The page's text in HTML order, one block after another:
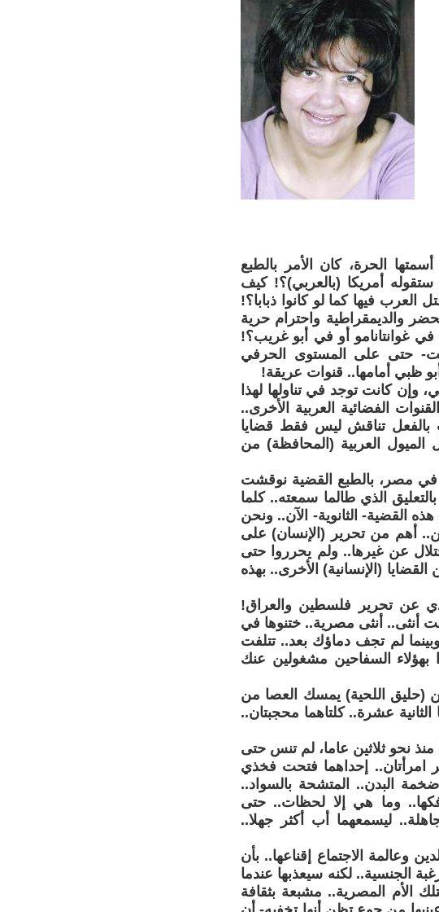
الحرة، كان الأمر بالطبع
أمريكا (بالعربي)؟! كيف
العرب فيها كما لو كانوا ذبابا؟!
والديمقراطية واحترام حرية
أو في أبو غريب؟!
حتى على المستوى الحرفي
ظبي أمامها.. قنوات عريقة!
وإن كانت توجد في تناولها لهذا
الفضائية العربية الأخرى..
تناقش ليس فقط قضايا
الميول العربية (المحافظة) من
مصر، بالطبع القضية نوقشت
الذي طالما سمعته.. كلما
القضية- الثانوية- الآن.. ونحن
أهم من تحرير (الإنسان) على
عن غيرها.. ولم يحرروا حتى
(الإنسانية) الأخرى.. بهذه
عن تحرير فلسطين والعراق!
أنثى.. أنثى مصرية.. ختنوها في
لم تجف دماؤك بعد.. تتلفت
السفاحين مشغولين عنك
(حليق اللحية) يمسك العصا من
عشرة.. كلتاهما محجبتان..
نحو ثلاثين عاما، لم تنس حتى
امرأتان.. إحداهما فتحت فخذي
البدن.. المتشحة بالسواد..
وما هي إلا لحظات.. حتى
ليسمعهما أب أكثر جهلا..
وعالمة الاجتماع إقناعها.. بأن
الجنسية.. لكنه سيعذبها عندما
الأم المصرية.. مشبعة بثقافة